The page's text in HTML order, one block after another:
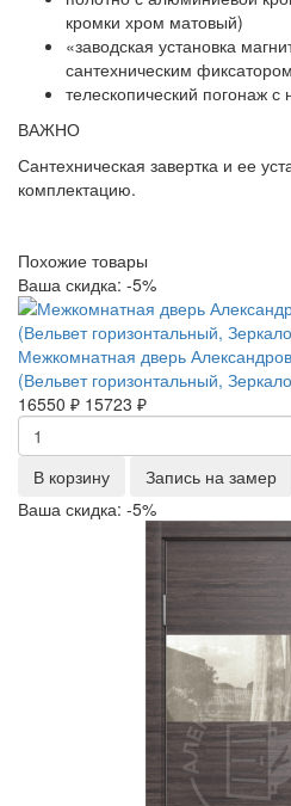
кромки хром матовый)
«заводская установка
сантехническим
телескопический погонаж с
ВАЖНО
Сантехническая завертка и ее
комплектацию.
Похожие товары
Ваша скидка: -5%
Межкомнатная дверь
(Вельвет горизонтальный,
16550 ₽ 15723 ₽
В корзину
Запись на замер
Ваша скидка: -5%